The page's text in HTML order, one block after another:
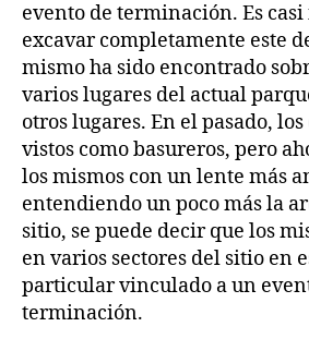
evento de terminación. Es
excavar completamente este
mismo ha sido encontrado
varios lugares del actual
otros lugares. En el pasado,
vistos como basureros, pero
los mismos con un lente más
entendiendo un poco más la
sitio, se puede decir que los
en varios sectores del sitio en
particular vinculado a un
terminación.